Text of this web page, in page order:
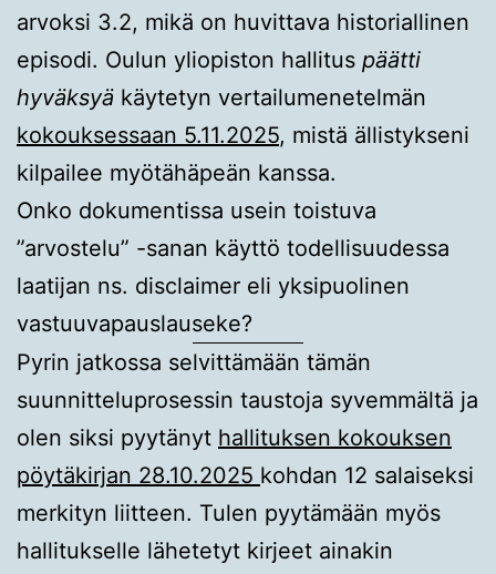
arvoksi 3.2, mikä on huvittava historiallinen
episodi. Oulun yliopiston hallitus päätti
hyväksyä käytetyn vertailumenetelmän
kokouksessaan 5.11.2025, mistä ällistykseni
kilpailee myötähäpeän kanssa.
Onko dokumentissa usein toistuva
”arvostelu” -sanan käyttö todellisuudessa
laatijan ns. disclaimer eli yksipuolinen
vastuuvapauslauseke?
Pyrin jatkossa selvittämään tämän
suunnitteluprosessin taustoja syvemmältä ja
olen siksi pyytänyt hallituksen kokouksen
pöytäkirjan 28.10.2025 kohdan 12 salaiseksi
merkityn liitteen. Tulen pyytämään myös
hallitukselle lähetetyt kirjeet ainakin